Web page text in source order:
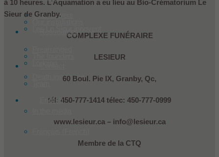
Offer flowers
Death insurance
Ressources
English
à 10 heures. L’Aquamation a eu lieu au Bio-Crématorium Le
Sieur de Granby.
COMPLEXE FUNÉRAIRE
LESIEUR
60 Boul. Pie IX, Granby, Qc,
tél: 450-777-1414 télec: 450-777-0999
www.lesieur.ca – info@lesieur.ca
Membre de la CTQ